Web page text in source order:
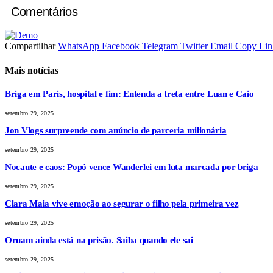
Comentários
Compartilhar WhatsApp Facebook Telegram Twitter Email Copy
Mais notícias
Briga em Paris, hospital e fim: Entenda a treta entre Luan e Caio
setembro 29, 2025
Jon Vlogs surpreende com anúncio de parceria milionária
setembro 29, 2025
Nocaute e caos: Popó vence Wanderlei em luta marcada por briga
setembro 29, 2025
Clara Maia vive emoção ao segurar o filho pela primeira vez
setembro 29, 2025
Oruam ainda está na prisão. Saiba quando ele sai
setembro 29, 2025